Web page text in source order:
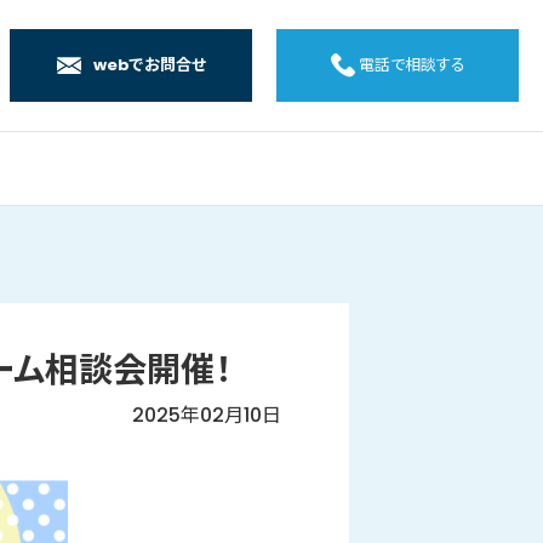
店
webでお問合せ 電話で相談する
相談会開催！
2025年02月10日